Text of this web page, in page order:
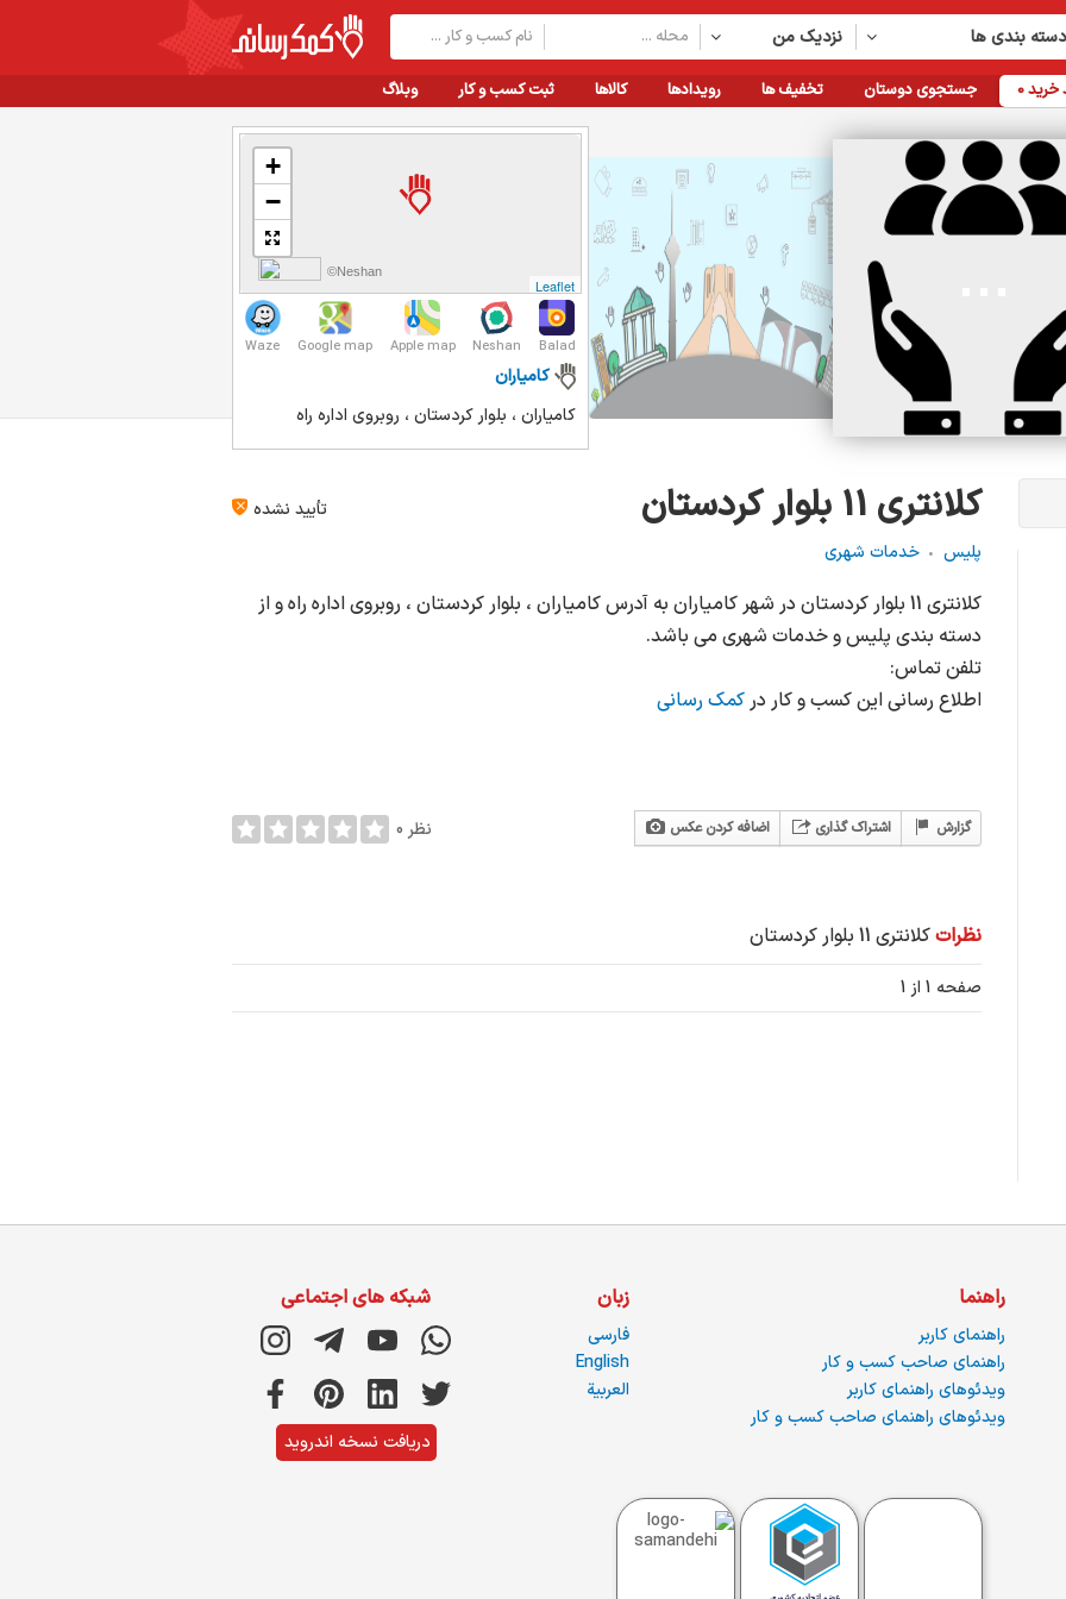
نزدیک من بندی ها
وبلاگ ثبت کسب و کار کالاها رویدادها تخفیف ها جستجوی دوستان خرید0
+
−
Leaflet
©Neshan
Balad
Neshan
Apple map
Google map
Waze
کامیاران
کامیاران ، بلوار کردستان ، روبروی اداره راه
کلانتری 11 بلوار کردستان
تأیید نشده
پلیس
خدمات شهری
کلانتری 11 بلوار کردستان در شهر کامیاران به آدرس کامیاران ، بلوار کردستان ، روبروی اداره راه و از
دسته بندی پلیس و خدمات شهری می باشد.
تلفن تماس:
اطلاع رسانی این کسب و کار درکمک رسانی
اضافه کردن عکس اشتراک گذاری گزارش 0 نظر
نظراتکلانتری 11 بلوار کردستان
صفحه 1 از 1
راهنما
راهنمای کاربر
راهنمای صاحب کسب و کار
ویدئوهای راهنمای کاربر
ویدئوهای راهنمای صاحب کسب و کار
زبان
فارسی
English
العربية
شبکه های اجتماعی
دریافت نسخه اندروید